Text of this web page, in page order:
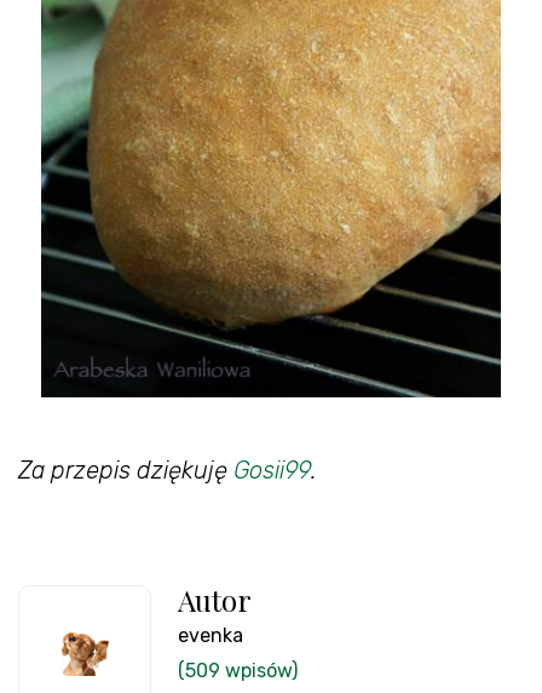
Za przepis dziękuję Gosii99.
Autor
evenka
(509 wpisów)